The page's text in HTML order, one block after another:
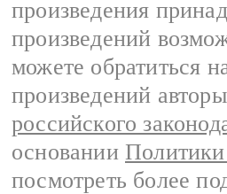
произведения
произведений
можете обратиться
произведений
российского
основании
посмотреть более